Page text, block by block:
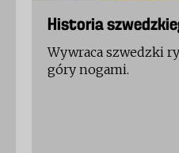
Historia
Wywraca szwedzki
góry nogami.